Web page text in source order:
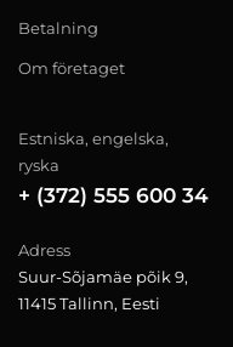
Betalning
Om företaget
Estniska, engelska,
ryska
+ (372) 555 600 34
Adress
Suur-Sõjamäe põik 9,
11415 Tallinn, Eesti